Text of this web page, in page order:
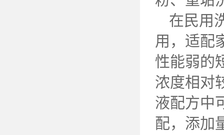
在民用
用，适配
性能弱的
浓度相对
液配方中
配，添加